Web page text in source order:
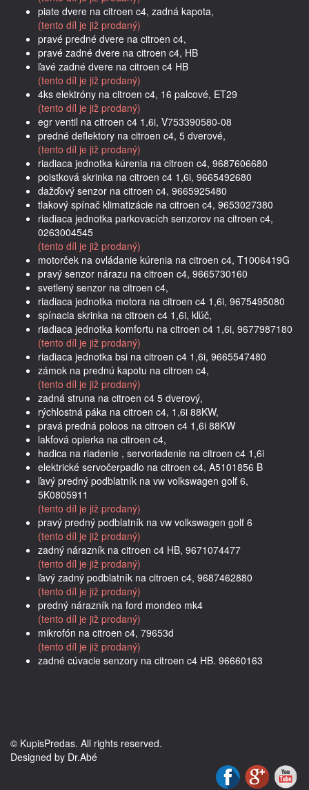
piate dvere na citroen c4, zadná kapota,
(tento díl je již prodaný)
pravé predné dvere na citroen c4,
pravé zadné dvere na citroen c4, HB
ľavé zadné dvere na citroen c4 HB
(tento díl je již prodaný)
4ks elektróny na citroen c4, 16 palcové, ET29
(tento díl je již prodaný)
egr ventil na citroen c4 1,6i, V753390580-08
predné deflektory na citroen c4, 5 dverové,
(tento díl je již prodaný)
riadiaca jednotka kúrenia na citroen c4, 9687606680
poistková skrinka na citroen c4 1,6i, 9665492680
dažďový senzor na citroen c4, 9665925480
tlakový spínač klimatizácie na citroen c4, 9653027380
riadiaca jednotka parkovacích senzorov na citroen c4,
0263004545
(tento díl je již prodaný)
motorček na ovládanie kúrenia na citroen c4, T1006419G
pravý senzor nárazu na citroen c4, 9665730160
svetlený senzor na citroen c4,
riadiaca jednotka motora na citroen c4 1,6i, 9675495080
spínacia skrinka na citroen c4 1,6i, kľúč,
riadiaca jednotka komfortu na citroen c4 1,6i, 9677987180
(tento díl je již prodaný)
riadiaca jednotka bsi na citroen c4 1,6i, 9665547480
zámok na prednú kapotu na citroen c4,
(tento díl je již prodaný)
zadná struna na citroen c4 5 dverový,
rýchlostná páka na citroen c4, 1,6i 88KW,
pravá predná poloos na citroen c4 1,6i 88KW
lakťová opierka na citroen c4,
hadica na riadenie , servoriadenie na citroen c4 1,6i
elektrické servočerpadlo na citroen c4, A5101856 B
ľavý predný podblatník na vw volkswagen golf 6,
5K0805911
(tento díl je již prodaný)
pravý predný podblatník na vw volkswagen golf 6
(tento díl je již prodaný)
zadný nárazník na citroen c4 HB, 9671074477
(tento díl je již prodaný)
ľavý zadný podblatník na citroen c4, 9687462880
(tento díl je již prodaný)
predný nárazník na ford mondeo mk4
(tento díl je již prodaný)
mikrofón na citroen c4, 79653d
(tento díl je již prodaný)
zadné cúvacie senzory na citroen c4 HB. 96660163
© KupisPredas. All rights reserved.
Designed by Dr.Abé